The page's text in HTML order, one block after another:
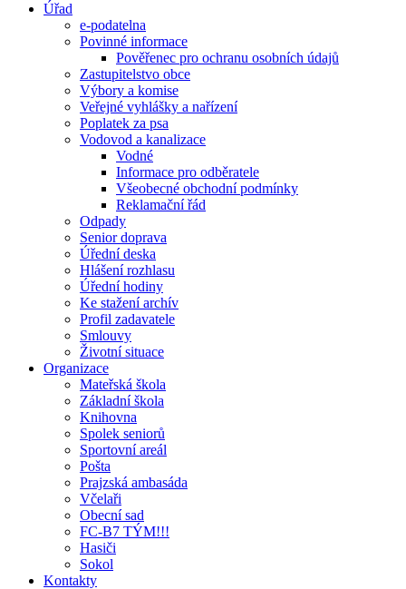
Úřad
e-podatelna
Povinné informace
Pověřenec pro ochranu osobních údajů
Zastupitelstvo obce
Výbory a komise
Veřejné vyhlášky a nařízení
Poplatek za psa
Vodovod a kanalizace
Vodné
Informace pro odběratele
Všeobecné obchodní podmínky
Reklamační řád
Odpady
Senior doprava
Úřední deska
Hlášení rozhlasu
Úřední hodiny
Ke stažení archív
Profil zadavatele
Smlouvy
Životní situace
Organizace
Mateřská škola
Základní škola
Knihovna
Spolek seniorů
Sportovní areál
Pošta
Prajzská ambasáda
Včelaři
Obecní sad
FC-B7 TÝM!!!
Hasiči
Sokol
Kontakty